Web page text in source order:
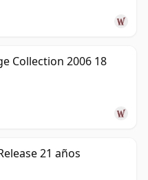
Collection 2006 18
21 años